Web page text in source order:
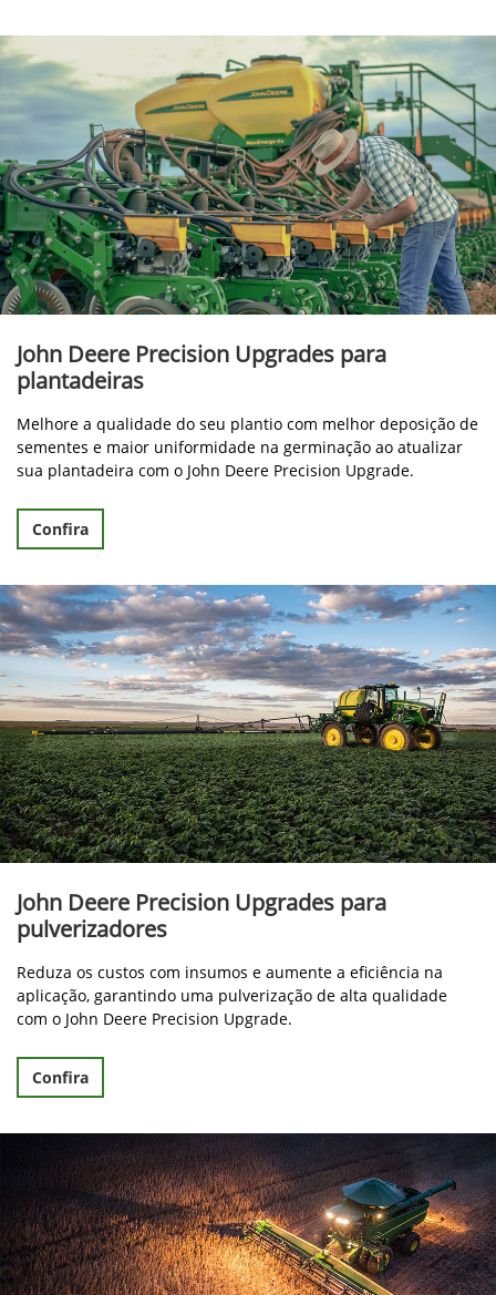
John Deere Precision Upgrades para
plantadeiras
Melhore a qualidade do seu plantio com melhor deposição de
sementes e maior uniformidade na germinação ao atualizar
sua plantadeira com o John Deere Precision Upgrade.
Confira
John Deere Precision Upgrades para
pulverizadores
Reduza os custos com insumos e aumente a eficiência na
aplicação, garantindo uma pulverização de alta qualidade
com o John Deere Precision Upgrade.
Confira